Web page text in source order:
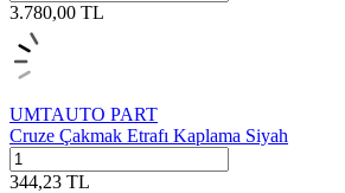
3.780,00 TL
UMTAUTO PART
Cruze Çakmak Etrafı Kaplama Siyah
344,23 TL